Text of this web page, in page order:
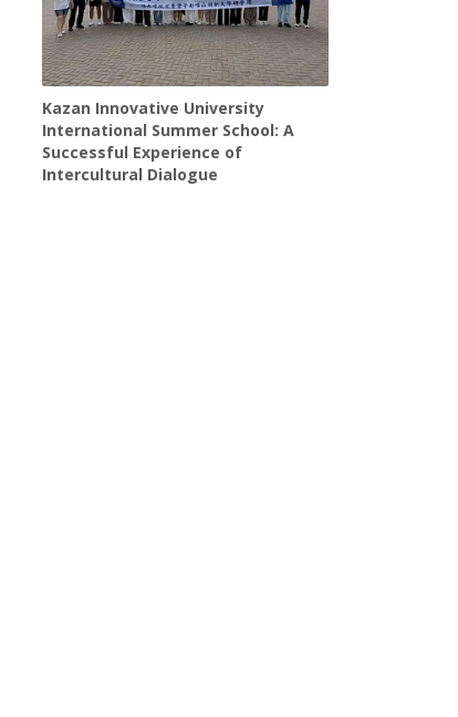
Kazan Innovative University
International Summer School: A
Successful Experience of
Intercultural Dialogue